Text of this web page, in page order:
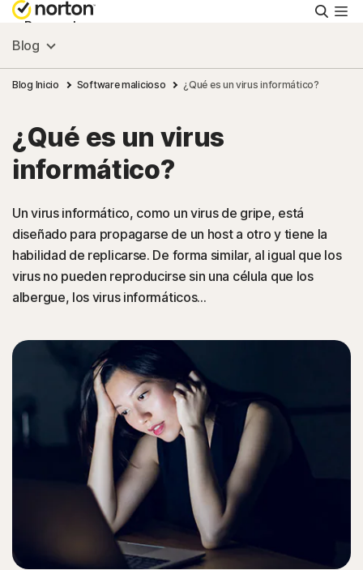
Personal
Pequeñas empresas
Recursos
Soporte
Prueba gratis
Colombia
Iniciar sesión
Blog
Blog Inicio Software malicioso ¿Qué es un virus informático?
¿Qué es un virus
informático?
Un virus informático, como un virus de gripe, está
diseñado para propagarse de un host a otro y tiene la
habilidad de replicarse. De forma similar, al igual que los
virus no pueden reproducirse sin una célula que los
albergue, los virus informáticos...